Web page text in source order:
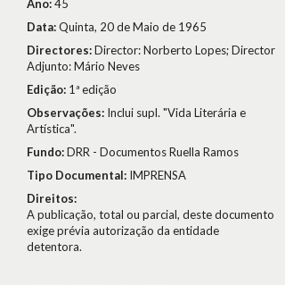
Ano:45
Data:Quinta, 20 de Maio de 1965
Directores:Director: Norberto Lopes; Director
Adjunto: Mário Neves
Edição: 1ª edição
Observações: Inclui supl. "Vida Literária e
Artística".
Fundo:DRR - Documentos Ruella Ramos
Tipo Documental: IMPRENSA
Direitos:
A publicação, total ou parcial, deste documento
exige prévia autorização da entidade
detentora.